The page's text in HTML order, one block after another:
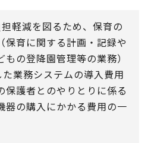
担軽減を図るため、保育の
保育に関する計画・記録や
の登降園管理等の業務）
業務システムの導入費用
保護者とのやりとりに係る
器の購入にかかる費用の一